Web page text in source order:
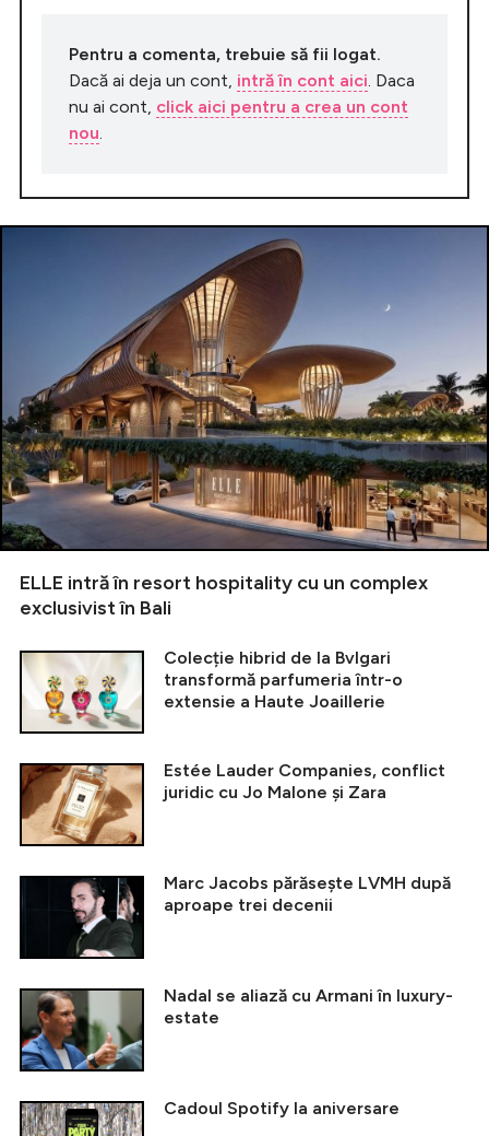
Pentru a comenta, trebuie să fii logat.
Dacă ai deja un cont, intră în cont aici . Daca
nu ai cont, click aici pentru a crea un cont
nou
ELLE intră în resort hospitality cu un complex
exclusivist în Bali
Colecție hibrid de la Bvlgari
transformă parfumeria într-o
extensie a Haute Joaillerie
Estée Lauder Companies, conflict
juridic cu Jo Malone și Zara
Marc Jacobs părăsește LVMH după
aproape trei decenii
Nadal se aliază cu Armani în luxury-
estate
Cadoul Spotify la aniversare